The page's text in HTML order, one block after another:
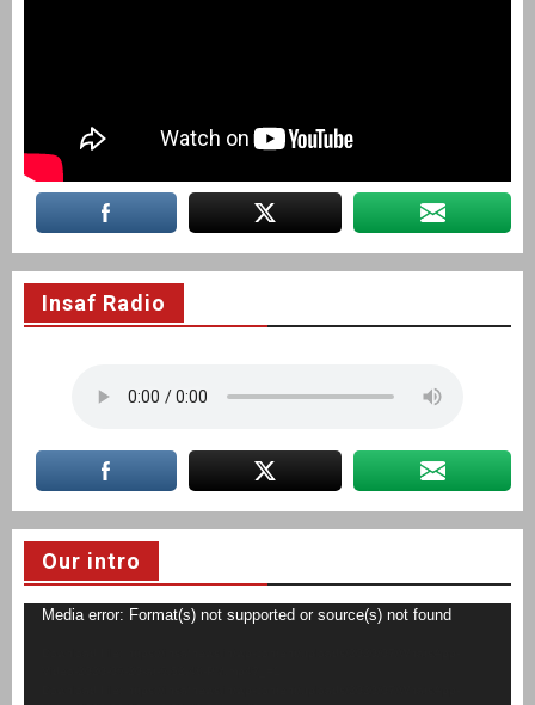
Insaf Radio
Our intro
Video
Media error: Format(s) not supported or source(s) not found